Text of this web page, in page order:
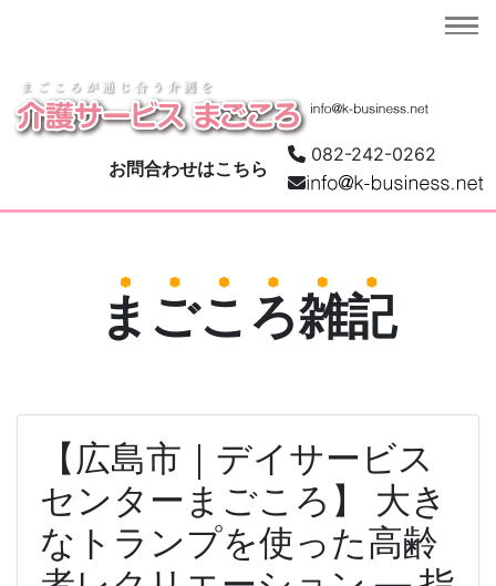
お問合わせはこちら
082-242-0262
まごころ雑記
【広島市｜デイサービス
センターまごころ】 大き
なトランプを使った高齢